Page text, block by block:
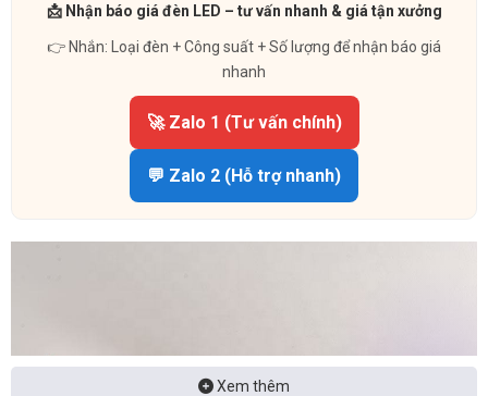
📩 Nhận báo giá đèn LED – tư vấn nhanh & giá tận xưởng
👉 Nhắn: Loại đèn + Công suất + Số lượng để nhận báo giá
nhanh
🚀 Zalo 1 (Tư vấn chính)
💬 Zalo 2 (Hỗ trợ nhanh)
Xem thêm